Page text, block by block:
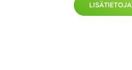
LISÄTIETOJA